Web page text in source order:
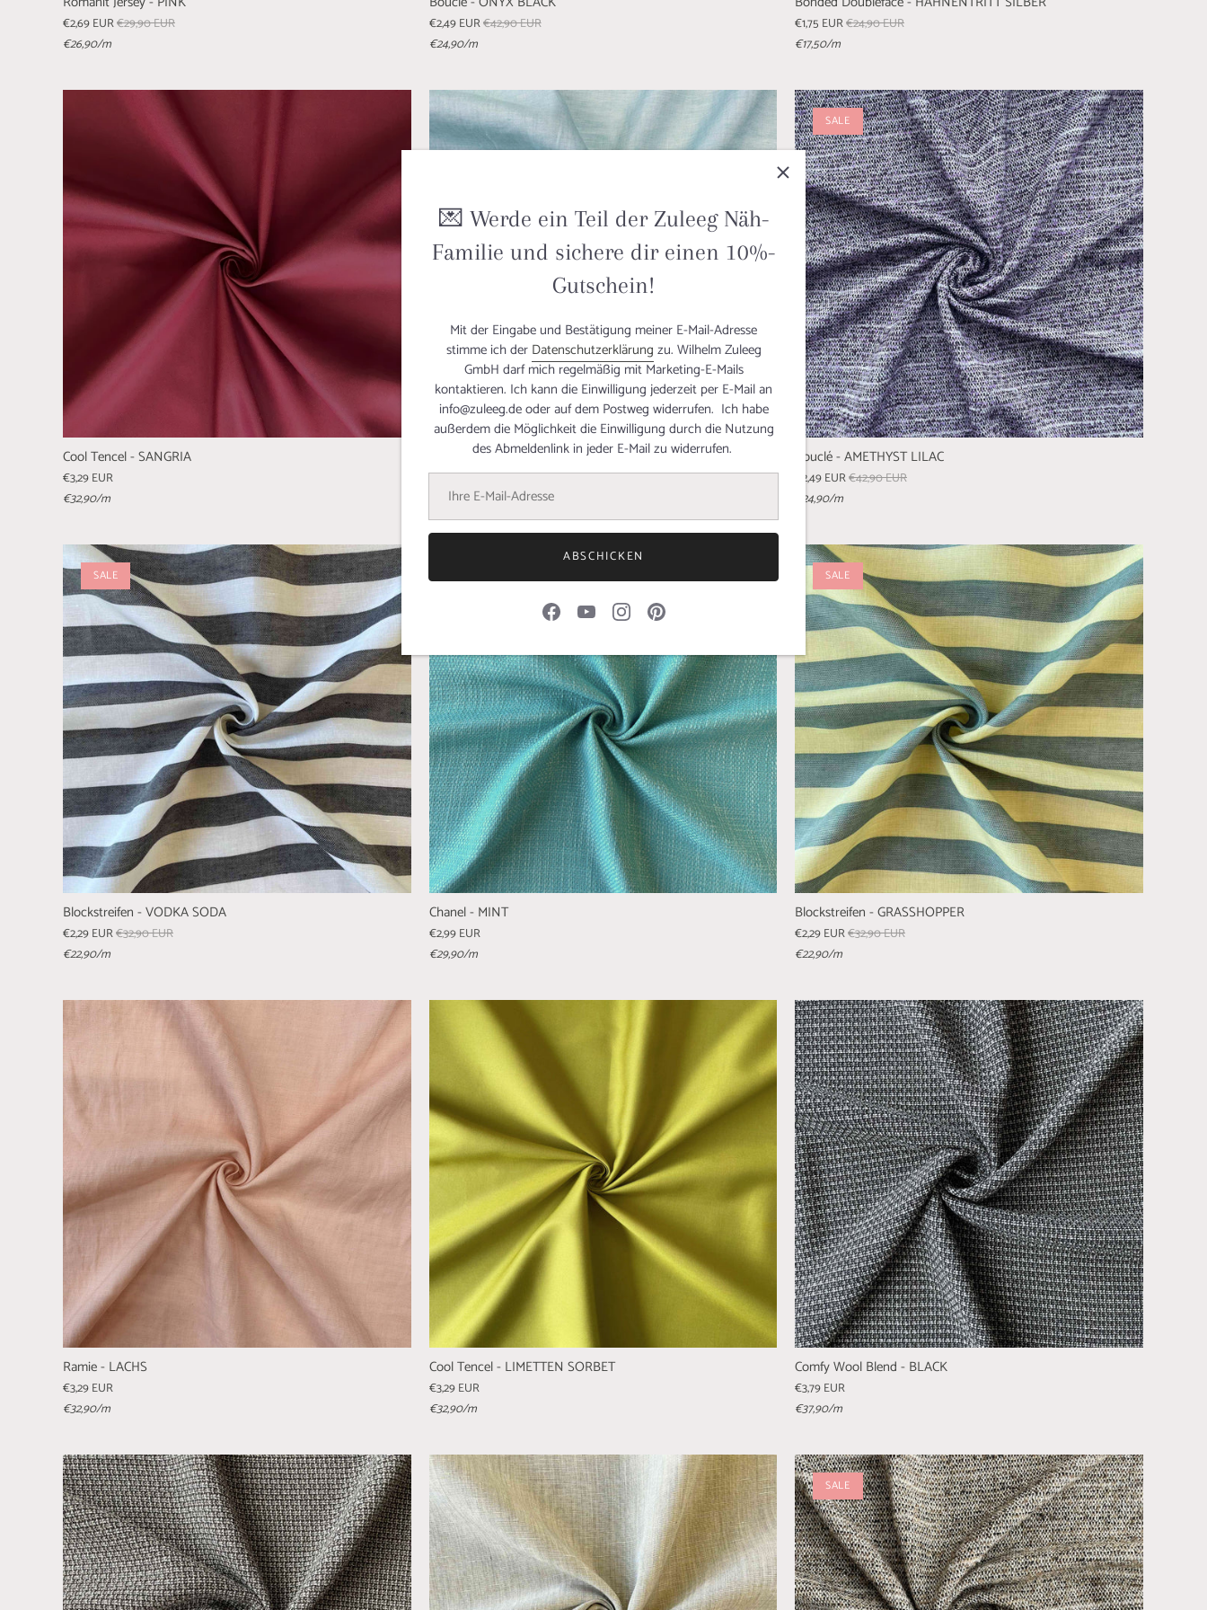
€2,69 EUR€29,90 EUR
€26,90/m
€2,49 EUR€42,90 EUR
€24,90/m
€1,75 EUR€24,90 EUR
€17,50/m
Cool Tencel - SANGRIA
€3,29 EUR
€32,90/m
Ramie - MINT
€3,29 EUR
€32,90/m
SALE
Bouclé - AMETHYST LILAC
€2,49 EUR€42,90 EUR
€24,90/m
SALE
Blockstreifen - VODKA SODA
€2,29 EUR€32,90 EUR
€22,90/m
Chanel - MINT
€2,99 EUR
€29,90/m
SALE
Blockstreifen - GRASSHOPPER
€2,29 EUR€32,90 EUR
€22,90/m
Ramie - LACHS
€3,29 EUR
€32,90/m
Cool Tencel - LIMETTEN SORBET
€3,29 EUR
€32,90/m
Comfy Wool Blend - BLACK
€3,79 EUR
€37,90/m
SALE
💌 Werde ein Teil der Zuleeg Näh-
Familie und sichere dir einen 10%-
Gutschein!
Mit der Eingabe und Bestätigung meiner E-Mail-Adresse
stimme ich der Datenschutzerklärung zu. Wilhelm Zuleeg
GmbH darf mich regelmäßig mit Marketing-E-Mails
kontaktieren. Ich kann die Einwilligung jederzeit per E-Mail an
info@zuleeg.de oder auf dem Postweg widerrufen. Ich habe
außerdem die Möglichkeit die Einwilligung durch die Nutzung
des Abmeldenlink in jeder E-Mail zu widerrufen.
ABSCHICKEN